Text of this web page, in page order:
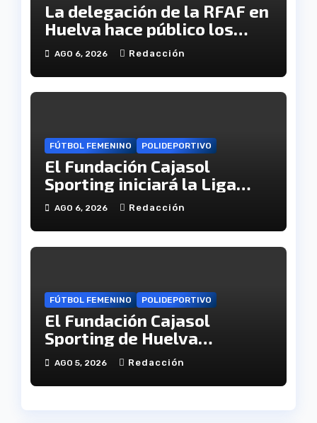
La delegación de la RFAF en
Huelva hace público los
calendarios de la categoría
juvenil
AGO 6, 2026 Redacción
FÚTBOL FEMENINO POLIDEPORTIVO
El Fundación Cajasol
Sporting iniciará la Liga
recibiendo al Cacereño
AGO 6, 2026 Redacción
FÚTBOL FEMENINO POLIDEPORTIVO
El Fundación Cajasol
Sporting de Huelva
disputará la Copa de
Andalucía en el Estadio
Antonio Toledo Sánchez
AGO 5, 2026 Redacción